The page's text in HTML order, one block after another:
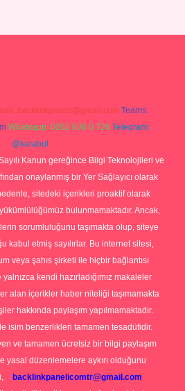
backlinkpaneli@gmail.com Teams:
Whatsapp: 0262 606 0 726 Telegram:
@karabul
Kanun gereğince Bilgi Teknolojileri ve
onaylanmış bir Yer Sağlayıcı olarak
sitedeki içerikleri proaktif olarak
bulunmamaktadır. Ancak,
sorumluluğunu taşımakta olup, siteye
kabul etmiş sayılırlar. Bu internet sitesi,
veya şahıs şirketi ile hiçbir bağlantısı
kendi hazırladığımız makaleler
alan içerikler haber niteliği taşımamakta
hakkında paylaşım yapılmamaktadır.
isim benzerlikleri tamamen tesadüfidir.
ve tamamen ücretsiz bir bilgi paylaşım
yasal düzenlemelere aykırı olduğunu
backlinkpanelicomtr@gmail.com